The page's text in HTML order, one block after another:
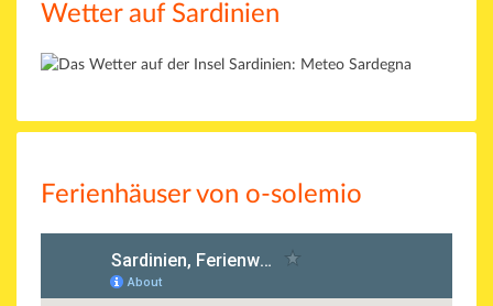
Wetter auf Sardinien
Ferienhäuser von o-solemio